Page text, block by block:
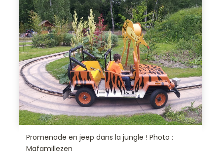
Promenade en jeep dans la jungle ! Photo :
Mafamillezen